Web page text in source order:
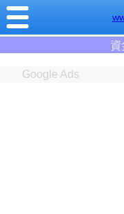
資金需求者免費註
Google Ads